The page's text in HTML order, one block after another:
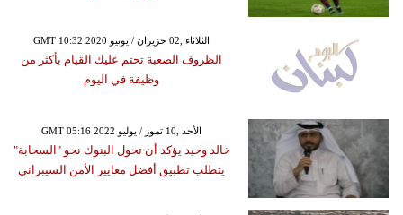
GMT 10:32 2020 الثلاثاء ,02 حزيران / يونيو
الظروف الصعبة تحتم عليك القيام بأكثر من
وظيفة في اليوم
GMT 05:16 2022 الأحد ,10 تموز / يوليو
خالد وحيد يؤكد أن تحول البنوك نحو "السحابة"
يتطلب تطبيق أفضل معايير الأمن السيبراني